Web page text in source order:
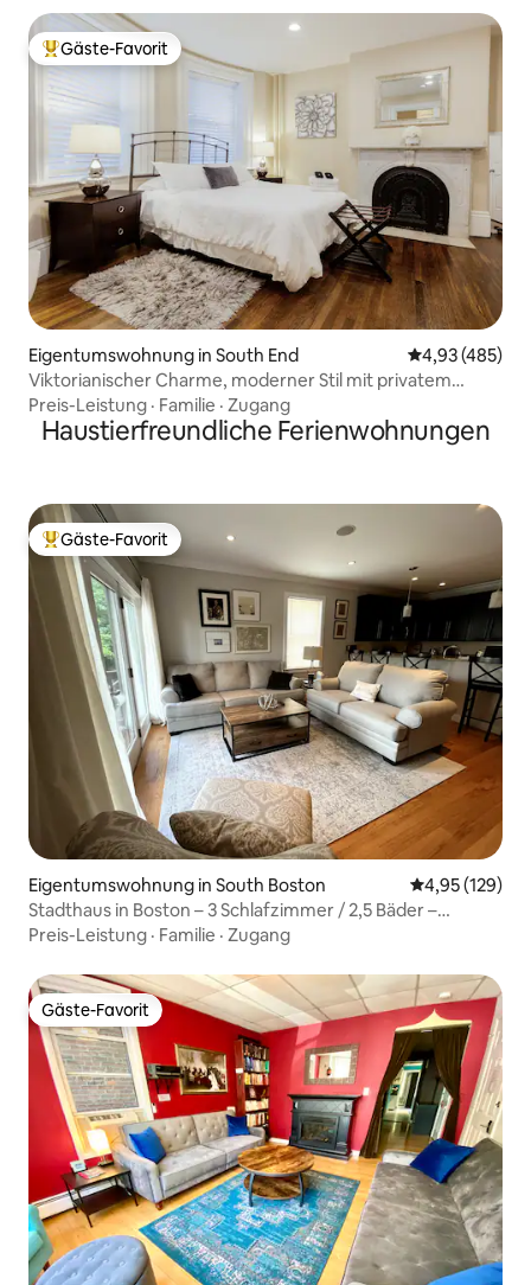
Beliebter Gäste-Favorit.
Gäste-Favorit
Eigentumswohnung in South End
4,93 (485)
Viktorianischer Charme, moderner Stil mit privatem
Eingang
Preis-Leistung · Familie · Zugang
Haustierfreundliche Ferienwohnungen
Beliebter Gäste-Favorit.
Gäste-Favorit
Eigentumswohnung in South Boston
4,95 (129)
Stadthaus in Boston – 3 Schlafzimmer / 2,5 Bäder –
Hafengebiet, BCEC
Preis-Leistung · Familie · Zugang
Gäste-Favorit
Gäste-Favorit